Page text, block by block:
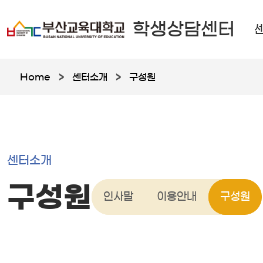
학생상담센터
Home > 센터소개 > 구성원
센터소개
구성원 인사말 이용안내 구성원